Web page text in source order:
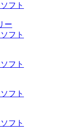
フト
ー
フト
フト
フト
フト